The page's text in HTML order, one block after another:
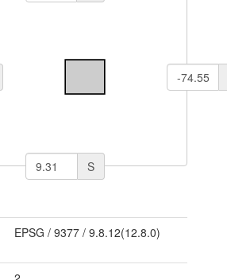
S
EPSG / 9377/ 9.8.12(12.8.0)